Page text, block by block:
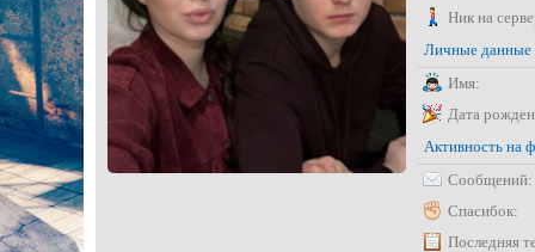
Ник на
Личные данные
Имя:
Дата
Активность на
Сообщений:
Спасибок:
Последняя